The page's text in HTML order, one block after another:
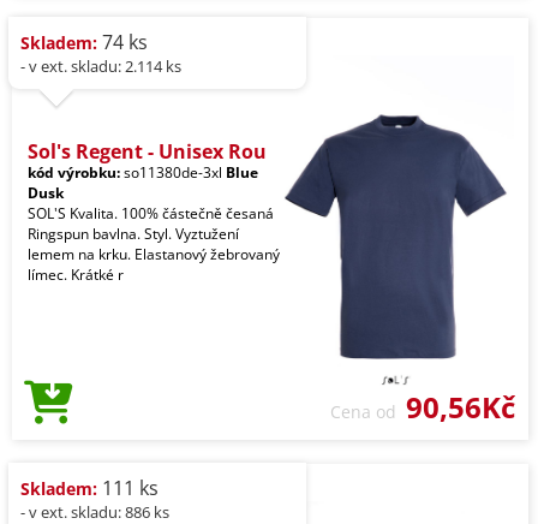
Skladem: 74 ks
- v ext. skladu: 2.114 ks
Sol's Regent - Unisex Rou
kód výrobku:so11380de-3xl Blue
Dusk
SOL'S Kvalita. 100% částečně česaná
Ringspun bavlna. Styl. Vyztužení
lemem na krku. Elastanový žebrovaný
límec. Krátké r
Cena od 90,56Kč
Skladem: 111 ks
- v ext. skladu: 886 ks